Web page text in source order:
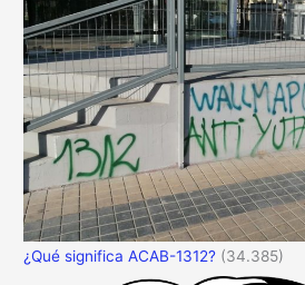
¿Qué significa ACAB-1312? (34.385)